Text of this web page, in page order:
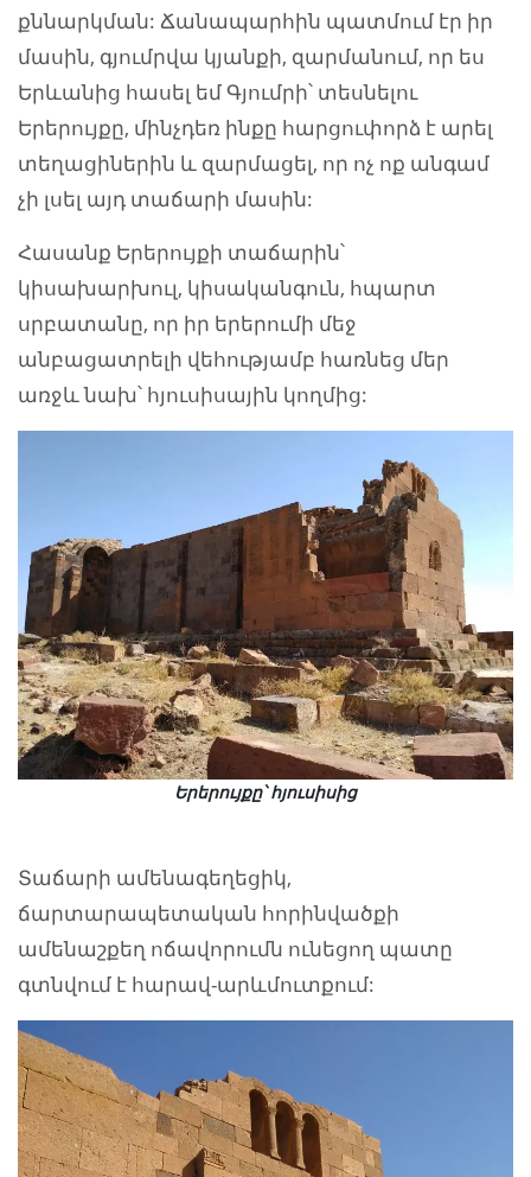
քննարկման: Ճանապարհին պատմում էր իր
մասին, գյումրվա կյանքի, զարմանում, որ ես
Երևանից հասել եմ Գյումրի՝ տեսնելու
Երերույքը, մինչդեռ ինքը հարցուփորձ է արել
տեղացիներին և զարմացել, որ ոչ ոք անգամ
չի լսել այդ տաճարի մասին:
Հասանք Երերույքի տաճարին՝
կիսախարխուլ, կիսականգուն, հպարտ
սրբատանը, որ իր երերումի մեջ
անբացատրելի վեհությամբ հառնեց մեր
առջև նախ՝ հյուսիսային կողմից:
Երերույքը՝ հյուսիսից
Տաճարի ամենագեղեցիկ,
ճարտարապետական հորինվածքի
ամենաշքեղ ոճավորումն ունեցող պատը
գտնվում է հարավ-արևմուտքում: